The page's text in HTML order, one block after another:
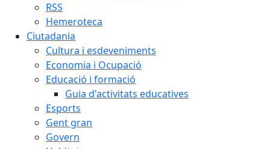
RSS
Hemeroteca
Ciutadania
Cultura i esdeveniments
Economia i Ocupació
Educació i formació
Guia d'activitats educatives
Esports
Gent gran
Govern